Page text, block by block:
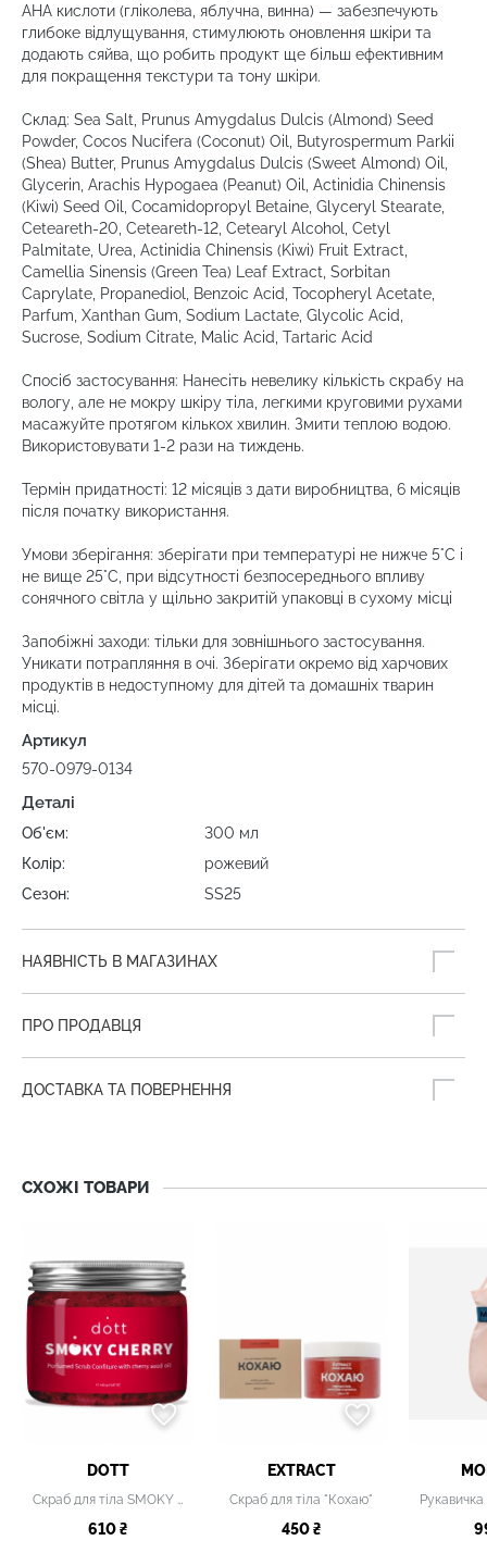
AHA кислоти (гліколева, яблучна, винна) — забезпечують
глибоке відлущування, стимулюють оновлення шкіри та
додають сяйва, що робить продукт ще більш ефективним
для покращення текстури та тону шкіри.
Склад: Sea Salt, Prunus Amygdalus Dulcis (Almond) Seed
Powder, Cocos Nucifera (Coconut) Oil, Butyrospermum Parkii
(Shea) Butter, Prunus Amygdalus Dulcis (Sweet Almond) Oil,
Glycerin, Arachis Hypogaea (Peanut) Oil, Actinidia Chinensis
(Kiwi) Seed Oil, Cocamidopropyl Betaine, Glyceryl Stearate,
Ceteareth-20, Ceteareth-12, Cetearyl Alcohol, Cetyl
Palmitate, Urea, Actinidia Chinensis (Kiwi) Fruit Extract,
Camellia Sinensis (Green Tea) Leaf Extract, Sorbitan
Caprylate, Propanediol, Benzoic Acid, Tocopheryl Acetate,
Parfum, Xanthan Gum, Sodium Lactate, Glycolic Acid,
Sucrose, Sodium Citrate, Malic Acid, Tartaric Acid
Спосіб застосування: Нанесіть невелику кількість скрабу на
вологу, але не мокру шкіру тіла, легкими круговими рухами
масажуйте протягом кількох хвилин. Змити теплою водою.
Використовувати 1-2 рази на тиждень.
Термін придатності: 12 місяців з дати виробництва, 6 місяців
після початку використання.
Умови зберігання: зберігати при температурі не нижче 5°С і
не вище 25°С, при відсутності безпосереднього впливу
сонячного світла у щільно закритій упаковці в сухому місці
Запобіжні заходи: тільки для зовнішнього застосування.
Уникати потрапляння в очі. Зберігати окремо від харчових
продуктів в недоступному для дітей та домашніх тварин
місці.
Артикул
570-0979-0134
Деталі
Об'єм:
300 мл
Колір:
рожевий
Сезон:
SS25
НАЯВНІСТЬ В МАГАЗИНАХ
ПРО ПРОДАВЦЯ
ДОСТАВКА ТА ПОВЕРНЕННЯ
СХОЖІ ТОВАРИ
DOTT
Скраб для тіла SMOKY CHERRY
610 ₴
EXTRACT
Скраб для тіла "Кохаю"
450 ₴